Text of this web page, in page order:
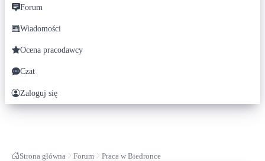
Forum
Wiadomości
Ocena pracodawcy
Czat
Zaloguj się
Strona główna Forum Praca w Biedronce